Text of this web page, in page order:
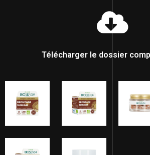
Télécharger le dossier